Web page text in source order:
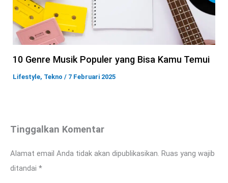
10 Genre Musik Populer yang Bisa Kamu Temui
Lifestyle, Tekno / 7 Februari 2025
Tinggalkan Komentar
Alamat email Anda tidak akan dipublikasikan. Ruas yang wajib
ditandai *